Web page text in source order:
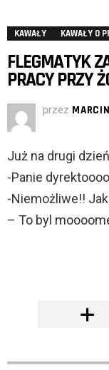
KAWAŁY KAWAŁY O
FLEGMATYK
PRACY PRZY
przez MARCIN
Już na drugi
-Panie
-Niemożliwe!!
– To byl